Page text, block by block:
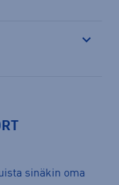
sinäkin oma